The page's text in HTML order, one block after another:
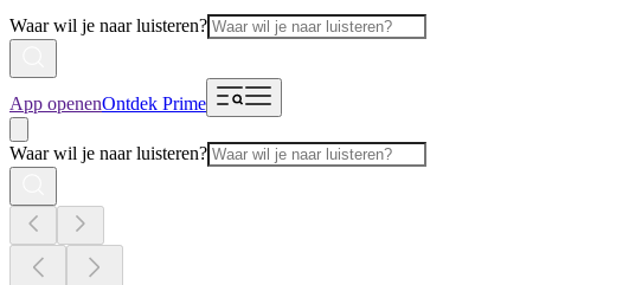
Waar wil je naar luisteren?
App openenOntdek Prime
Waar wil je naar luisteren?